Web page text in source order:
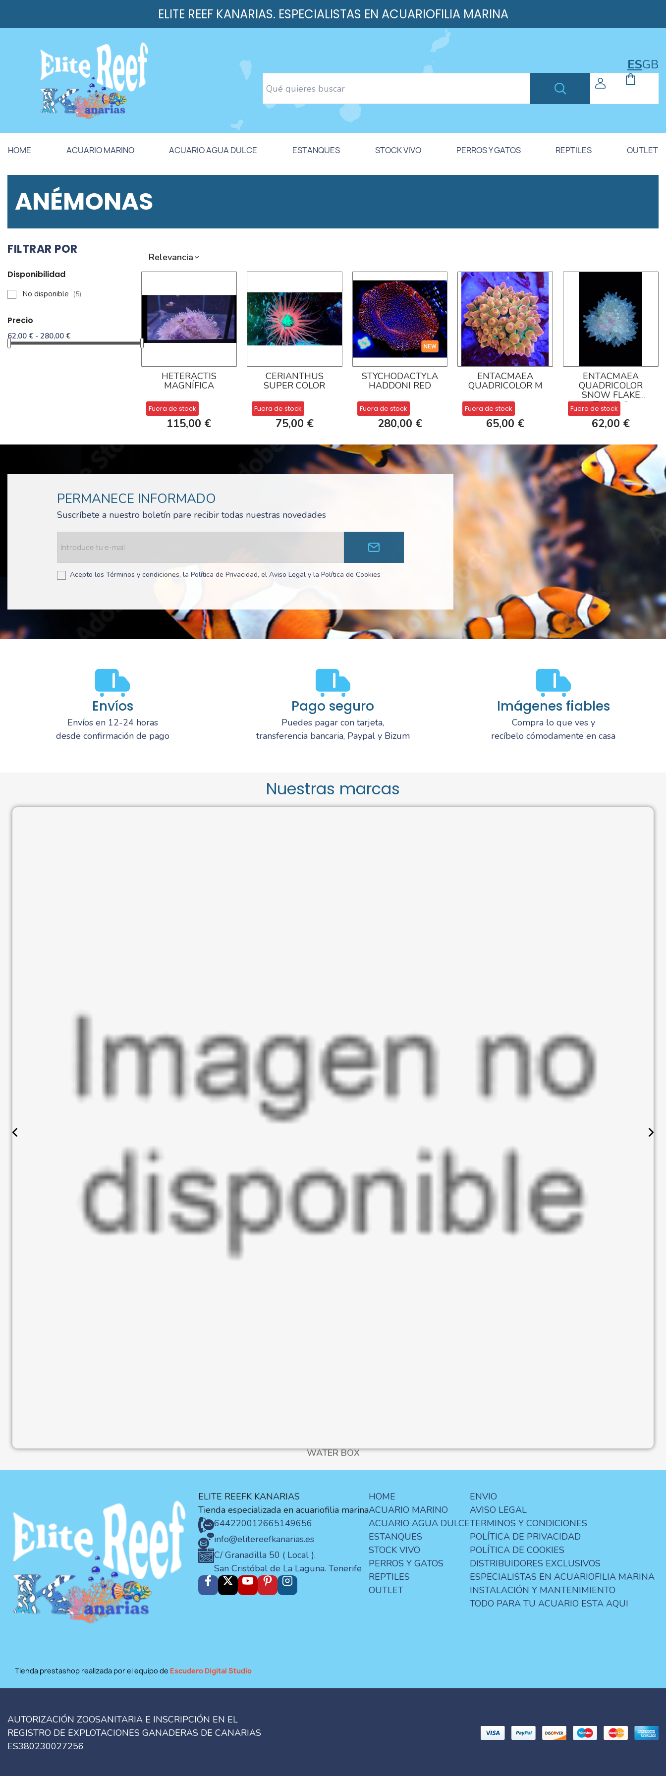
ELITE REEF KANARIAS. ESPECIALISTAS EN ACUARIOFILIA MARINA
ESGB
HOME ACUARIO MARINO ACUARIO AGUA DULCE ESTANQUES STOCK VIVO PERROS Y GATOS REPTILES OUTLET
ANÉMONAS
FILTRAR POR
Disponibilidad
No disponible (5)
Precio
62,00 € - 280,00 €
Relevancia
HETERACTIS
MAGNÍFICA
Fuera de stock
115,00 €
CERIANTHUS
SUPER COLOR
Fuera de stock
75,00 €
STYCHODACTYLA
HADDONI RED
Fuera de stock
280,00 €
ENTACMAEA
QUADRICOLOR M
Fuera de stock
65,00 €
ENTACMAEA
QUADRICOLOR
SNOW FLAKE
TALLA S
Fuera de stock
62,00 €
PERMANECE INFORMADO
Suscríbete a nuestro boletín pare recibir todas nuestras novedades
Acepto los Términos y condiciones, la Política de Privacidad, el Aviso Legal y la Política de Cookies
Envíos
Envíos en 12-24 horas
desde confirmación de pago
Pago seguro
Puedes pagar con tarjeta,
transferencia bancaria, Paypal y Bizum
Imágenes fiables
Compra lo que ves y
recíbelo cómodamente en casa
Nuestras marcas
WATER BOX
ELITE REEFK KANARIAS
Tienda especializada en acuariofilia marina
644220012665149656
info@elitereefkanarias.es
C/ Granadilla 50 ( Local ).
San Cristóbal de La Laguna. Tenerife
HOME
ACUARIO MARINO
ACUARIO AGUA DULCE
ESTANQUES
STOCK VIVO
PERROS Y GATOS
REPTILES
OUTLET
ENVIO
AVISO LEGAL
TERMINOS Y CONDICIONES
POLÍTICA DE PRIVACIDAD
POLÍTICA DE COOKIES
DISTRIBUIDORES EXCLUSIVOS
ESPECIALISTAS EN ACUARIOFILIA MARINA
INSTALACIÓN Y MANTENIMIENTO
TODO PARA TU ACUARIO ESTA AQUI
Tienda prestashop realizada por el equipo de Escudero Digital Studio
AUTORIZACIÓN ZOOSANITARIA E INSCRIPCIÓN EN EL
REGISTRO DE EXPLOTACIONES GANADERAS DE CANARIAS
ES380230027256